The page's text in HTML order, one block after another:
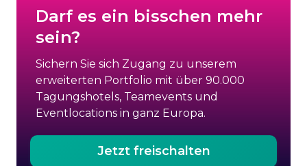
Darf es ein bisschen mehr
sein?
Sichern Sie sich Zugang zu unserem
erweiterten Portfolio mit über 90.000
Tagungshotels, Teamevents und
Eventlocations in ganz Europa.
Jetzt freischalten